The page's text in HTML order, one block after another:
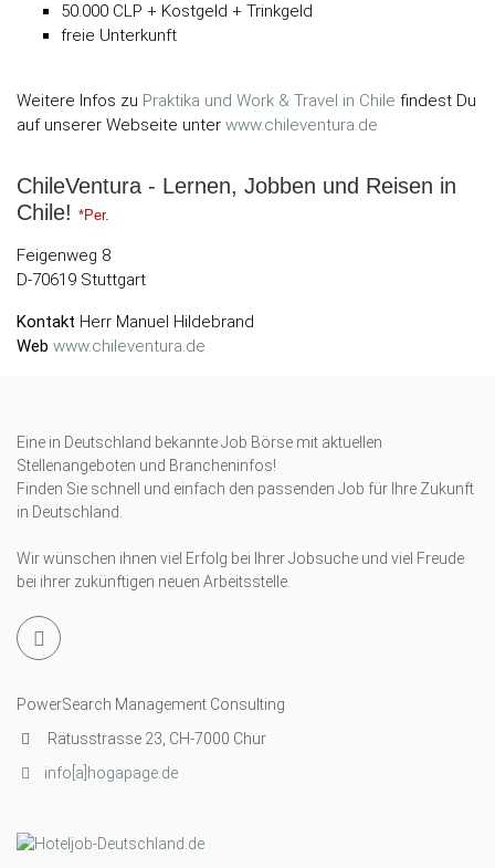
50.000 CLP + Kostgeld + Trinkgeld
freie Unterkunft
Weitere Infos zu Praktika und Work & Travel in Chile findest Du
auf unserer Webseite unter www.chileventura.de
ChileVentura - Lernen, Jobben und Reisen in
Chile! *Per.
Feigenweg 8
D-70619 Stuttgart
Kontakt Herr Manuel Hildebrand
Web www.chileventura.de
Eine in Deutschland bekannte Job Börse mit aktuellen
Stellenangeboten und Brancheninfos!
Finden Sie schnell und einfach den passenden Job für Ihre Zukunft
in Deutschland.
Wir wünschen ihnen viel Erfolg bei Ihrer Jobsuche und viel Freude
bei ihrer zukünftigen neuen Arbeitsstelle.
PowerSearch Management Consulting
Rätusstrasse 23, CH-7000 Chur
info[a]hogapage.de